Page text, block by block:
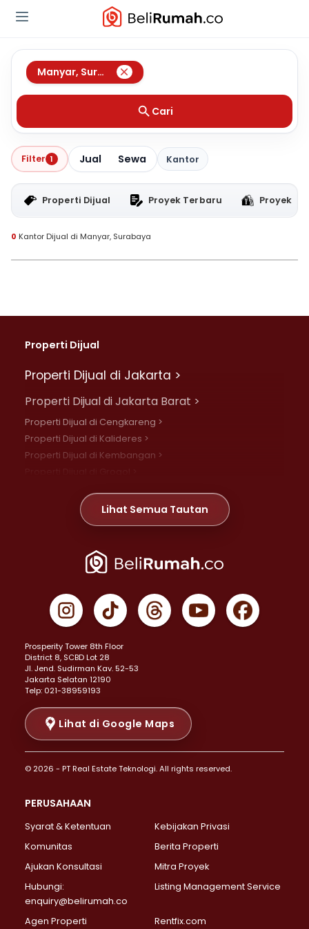
Manyar, Surabaya
Cari
Filter 1 Jual Sewa Kantor
Properti Dijual Proyek Terbaru Proyek
0 Kantor Dijual di Manyar, Surabaya
Properti Dijual
Properti Dijual di Jakarta >
Properti Dijual di Jakarta Barat >
Properti Dijual di Cengkareng >
Properti Dijual di Kalideres >
Properti Dijual di Kembangan >
Properti Dijual di Meruya >
Properti Dijual di Jelambar >
Properti Dijual di Jakarta Pusat >
Properti Dijual di Gambir >
Properti Dijual di Johar Baru >
Properti Dijual di Menteng >
Properti Dijual di Senen >
Properti Dijual di Tanah Abang >
Properti Dijual di Cikini >
Properti Dijual di Kramat >
Properti Dijual di Pasar Baru >
Properti Dijual di Bendungan Hilir >
Properti Dijual di Jakarta Selatan >
Properti Dijual di Lebak Bulus >
Properti Dijual di Gandaria Selatan >
Properti Dijual di Pondok Labu >
Properti Dijual di Lenteng Agung >
Properti Dijual di Senayan >
Properti Dijual di Pondok Pinang >
Lihat Semua Tautan
Prosperity Tower 8th Floor
District 8, SCBD Lot 28
JI. Jend. Sudirman Kav. 52-53
Jakarta Selatan 12190
Telp: 021-38959193
Lihat di Google Maps
© 2026 - PT Real Estate Teknologi. All rights reserved.
PERUSAHAAN
Syarat & Ketentuan
Kebijakan Privasi
Komunitas
Berita Properti
Ajukan Konsultasi
Mitra Proyek
Hubungi:
enquiry@belirumah.co
Listing Management Service
Agen Properti Rentfix.com